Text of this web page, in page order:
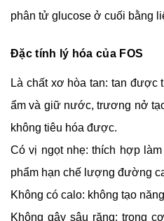
phân tử glucose ở cuối bằng
Đặc tính lý hóa của FOS
Là chất xơ hòa tan: tan được
ẩm và giữ nước, trương nở
không tiêu hóa được.
Có vị ngọt nhẹ: thích hợp
phẩm hạn chế lượng đường
Không có calo: không tạo
Không gây sâu răng: trong